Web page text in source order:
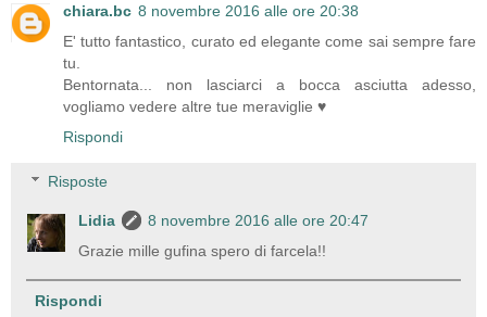
chiara.bc 8 novembre 2016 alle ore 20:38
E' tutto fantastico, curato ed elegante come sai sempre fare
tu.
Bentornata... non lasciarci a bocca asciutta adesso,
vogliamo vedere altre tue meraviglie ♥
Rispondi
Risposte
Lidia
8 novembre 2016 alle ore 20:47
Grazie mille gufina spero di farcela!!
Rispondi